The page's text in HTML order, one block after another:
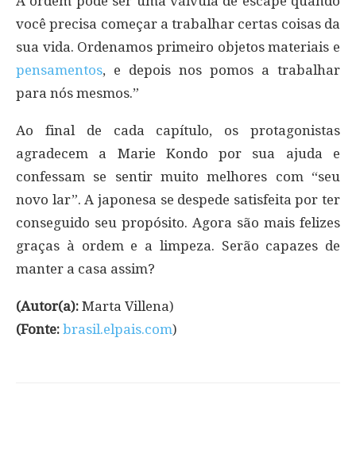
você precisa começar a trabalhar certas coisas da
sua vida. Ordenamos primeiro objetos materiais e
pensamentos, e depois nos pomos a trabalhar
para nós mesmos.”
Ao final de cada capítulo, os protagonistas
agradecem a Marie Kondo por sua ajuda e
confessam se sentir muito melhores com “seu
novo lar”. A japonesa se despede satisfeita por ter
conseguido seu propósito. Agora são mais felizes
graças à ordem e a limpeza. Serão capazes de
manter a casa assim?
(Autor(a): Marta Villena)
(Fonte: brasil.elpais.com)